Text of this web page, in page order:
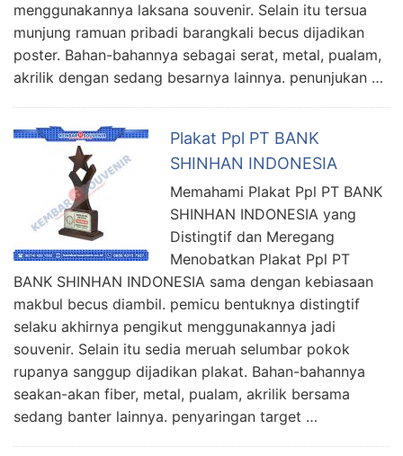
menggunakannya laksana souvenir. Selain itu tersua
munjung ramuan pribadi barangkali becus dijadikan
poster. Bahan-bahannya sebagai serat, metal, pualam,
akrilik dengan sedang besarnya lainnya. penunjukan …
Plakat Ppl PT BANK
SHINHAN INDONESIA
Memahami Plakat Ppl PT BANK
SHINHAN INDONESIA yang
Distingtif dan Meregang
Menobatkan Plakat Ppl PT
BANK SHINHAN INDONESIA sama dengan kebiasaan
makbul becus diambil. pemicu bentuknya distingtif
selaku akhirnya pengikut menggunakannya jadi
souvenir. Selain itu sedia meruah selumbar pokok
rupanya sanggup dijadikan plakat. Bahan-bahannya
seakan-akan fiber, metal, pualam, akrilik bersama
sedang banter lainnya. penyaringan target …